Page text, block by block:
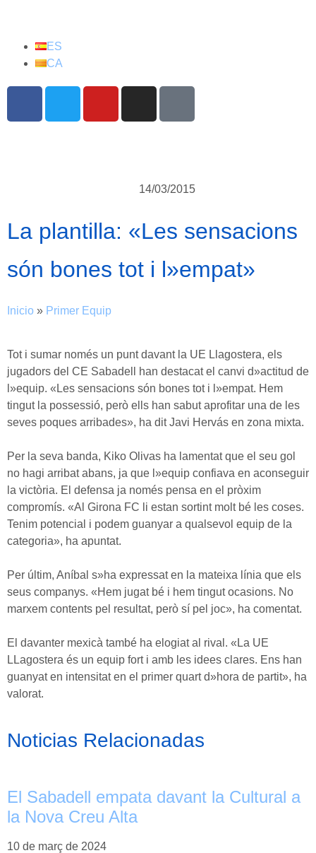
ES
CA
14/03/2015
La plantilla: «Les sensacions
són bones tot i l»empat»
Inicio » Primer Equip
Tot i sumar només un punt davant la UE Llagostera, els
jugadors del CE Sabadell han destacat el canvi d»actitud de
l»equip. «Les sensacions són bones tot i l»empat. Hem
tingut la possessió, però ells han sabut aprofitar una de les
seves poques arribades», ha dit Javi Hervás en zona mixta.
Per la seva banda, Kiko Olivas ha lamentat que el seu gol
no hagi arribat abans, ja que l»equip confiava en aconseguir
la victòria. El defensa ja només pensa en el pròxim
compromís. «Al Girona FC li estan sortint molt bé les coses.
Tenim potencial i podem guanyar a qualsevol equip de la
categoria», ha apuntat.
Per últim, Aníbal s»ha expressat en la mateixa línia que els
seus companys. «Hem jugat bé i hem tingut ocasions. No
marxem contents pel resultat, però sí pel joc», ha comentat.
El davanter mexicà també ha elogiat al rival. «La UE
LLagostera és un equip fort i amb les idees clares. Ens han
guanyat en intensitat en el primer quart d»hora de partit», ha
valorat.
Noticias Relacionadas
El Sabadell empata davant la Cultural a
la Nova Creu Alta
10 de març de 2024